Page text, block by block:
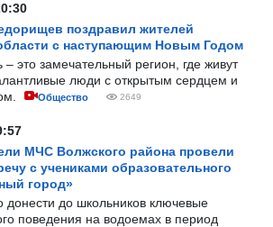
поздравил жителей
с наступающим Новым Годом
это замечательный регион, где живут
люди с открытым сердцем и
Общество 2649
МЧС Волжского района провели
с учениками образовательного
город»
донести до школьников ключевые
поведения на водоемах в период